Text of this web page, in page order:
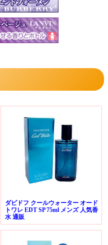
ダビドフ クールウォーター オード
トワレ EDT SP 75ml メンズ 人気香
水 通販